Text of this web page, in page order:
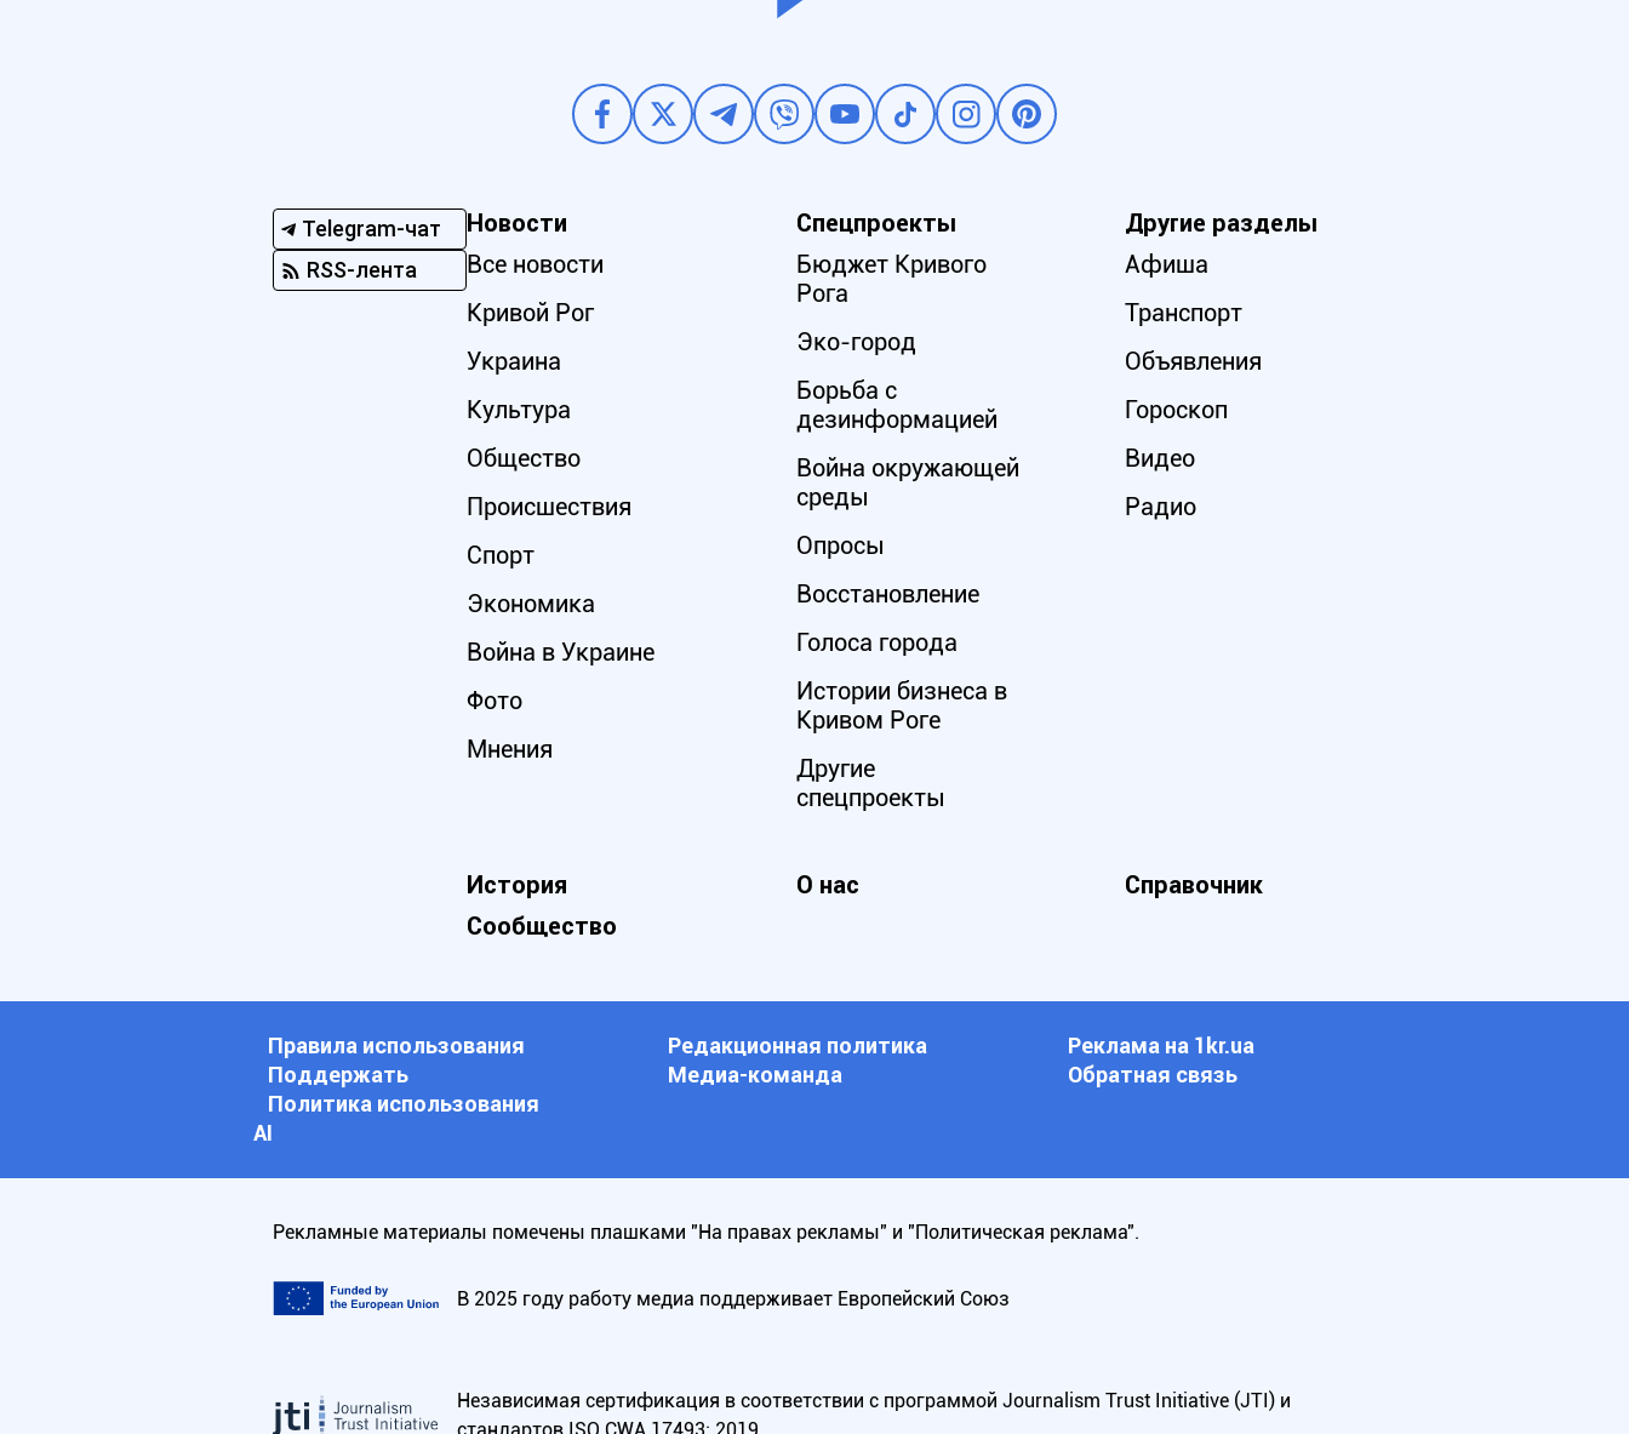
Telegram-чат
RSS-лента
Новости
Все новости
Кривой Рог
Украина
Культура
Общество
Происшествия
Спорт
Экономика
Война в Украине
Фото
Мнения
Спецпроекты
Бюджет Кривого
Рога
Эко-город
Борьба с
дезинформацией
Война окружающей
среды
Опросы
Восстановление
Голоса города
Истории бизнеса в
Кривом Роге
Другие
спецпроекты
Другие разделы
Афиша
Транспорт
Объявления
Гороскоп
Видео
Радио
История О нас
Справочник
Сообщество
Правила использования Редакционная политика
Реклама на 1kr.ua
Поддержать
Медиа-команда
Обратная связь
Политика использования
АI
Рекламные материалы помечены плашками "На правах рекламы" и "Политическая реклама".
В 2025 году работу медиа поддерживает Европейский Союз
Независимая сертификация в соответствии с программой Journalism Trust Initiative (JTI) и